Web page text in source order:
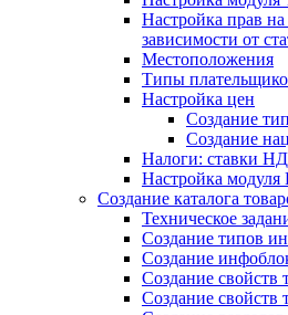
Настройка прав на
зависимости от
Местоположения
Типы
Настройка цен
Создание
Создание
Налоги: ставки
Настройка модуля
Создание каталога
Техническое
Создание типов
Создание
Создание свойств
Создание свойств